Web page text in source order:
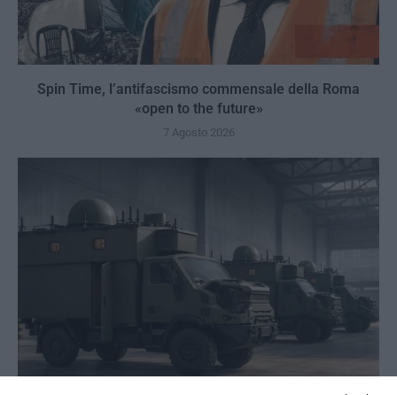
Spin Time, l’antifascismo commensale della Roma
«open to the future»
7 Agosto 2026